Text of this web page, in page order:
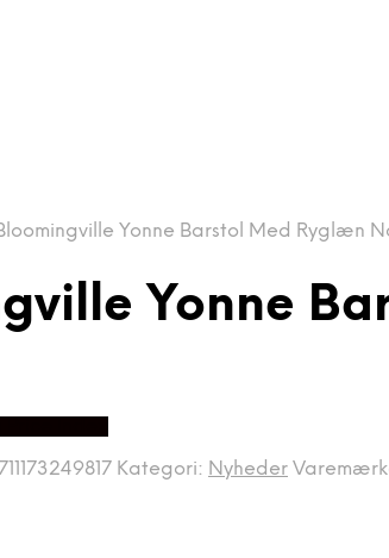
Yonne Barstol Med Ryglæn
Yonne
Kategori: Nyheder